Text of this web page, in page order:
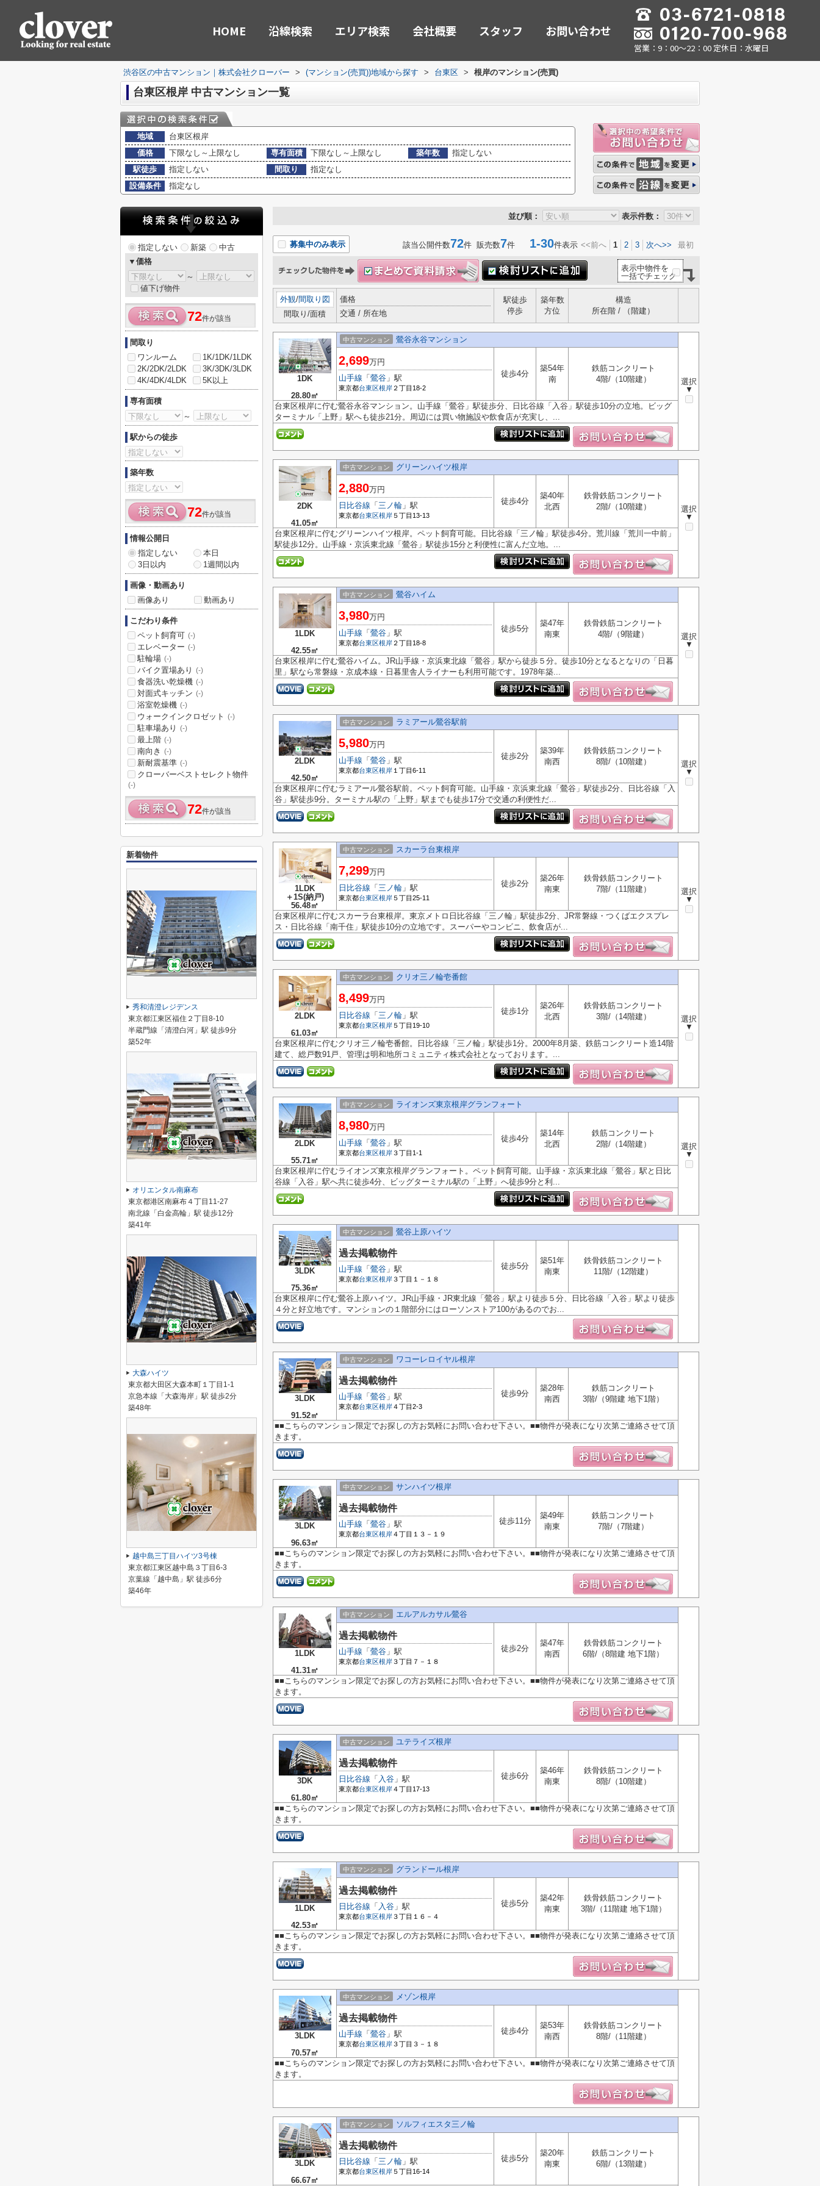
HOME 沿線検索 エリア検索 会社概要 スタッフ お問い合わせ
営業：9：00～22：00 定休日：水曜日
渋谷区の中古マンション｜株式会社クローバー > (マンション(売買))地域から探す > 台東区 > 根岸のマンション(売買)
台東区根岸 中古マンション一覧
地域
台東区根岸
価格
下限なし～上限なし 専有面積 下限なし～上限なし 築年数
指定しない
駅徒歩
指定しない 間取り
指定なし
設備条件
指定なし
並び順： 表示件数：
募集中のみ表示 該当公開件数72件 販売数7件 1-30件表示 <<前へ 1 2 3 次へ>> 最初
表示中物件を
一括でチェック
外観/間取り図
間取り/面積
価格
交通 / 所在地
駅徒歩
停歩
築年数
方位
構造
所在階 / （階建）
1DK
28.80㎡
中古マンション 鶯谷永谷マンション
選択
▼
2,699万円
山手線 「 鶯谷 」駅
東京都台東区根岸 ２丁目18-2
徒歩4分
築54年
南
鉄筋コンクリート
4階/（10階建）
台東区根岸に佇む鶯谷永谷マンション。山手線「鶯谷」駅徒歩分、日比谷線「入谷」駅徒歩10分の立地。ビッグ
ターミナル「上野」駅へも徒歩21分。周辺には買い物施設や飲食店が充実し、...
2DK
41.05㎡
中古マンション グリーンハイツ根岸
選択
▼
2,880万円
日比谷線 「 三ノ輪 」駅
東京都台東区根岸 ５丁目13-13
徒歩4分
築40年
北西
鉄骨鉄筋コンクリート
2階/（10階建）
台東区根岸に佇むグリーンハイツ根岸。ペット飼育可能。日比谷線「三ノ輪」駅徒歩4分。荒川線「荒川一中前」
駅徒歩12分。山手線・京浜東北線「鶯谷」駅徒歩15分と利便性に富んだ立地。...
1LDK
42.55㎡
中古マンション 鶯谷ハイム
選択
▼
3,980万円
山手線 「 鶯谷 」駅
東京都台東区根岸 ２丁目18-8
徒歩5分
築47年
南東
鉄骨鉄筋コンクリート
4階/（9階建）
台東区根岸に佇む鶯谷ハイム。JR山手線・京浜東北線「鶯谷」駅から徒歩５分。徒歩10分となるとなりの「日暮
里」駅なら常磐線・京成本線・日暮里舎人ライナーも利用可能です。1978年築...
2LDK
42.50㎡
中古マンション ラミアール鶯谷駅前
選択
▼
5,980万円
山手線 「 鶯谷 」駅
東京都台東区根岸 １丁目6-11
徒歩2分
築39年
南西
鉄骨鉄筋コンクリート
8階/（10階建）
台東区根岸に佇むラミアール鶯谷駅前。ペット飼育可能。山手線・京浜東北線「鶯谷」駅徒歩2分、日比谷線「入
谷」駅徒歩9分。ターミナル駅の「上野」駅までも徒歩17分で交通の利便性だ...
1LDK
＋1S(納戸)
56.48㎡
中古マンション スカーラ台東根岸
選択
▼
7,299万円
日比谷線 「 三ノ輪 」駅
東京都台東区根岸 ５丁目25-11
徒歩2分
築26年
南東
鉄骨鉄筋コンクリート
7階/（11階建）
台東区根岸に佇むスカーラ台東根岸。東京メトロ日比谷線「三ノ輪」駅徒歩2分、JR常磐線・つくばエクスプレ
ス・日比谷線「南千住」駅徒歩10分の立地です。スーパーやコンビニ、飲食店が...
2LDK
61.03㎡
中古マンション クリオ三ノ輪壱番館
選択
▼
8,499万円
日比谷線 「 三ノ輪 」駅
東京都台東区根岸 ５丁目19-10
徒歩1分
築26年
北西
鉄骨鉄筋コンクリート
3階/（14階建）
台東区根岸に佇むクリオ三ノ輪壱番館。日比谷線「三ノ輪」駅徒歩1分。2000年8月築、鉄筋コンクリート造14階
建て、総戸数91戸、管理は明和地所コミュニティ株式会社となっております。...
2LDK
55.71㎡
中古マンション ライオンズ東京根岸グランフォート
選択
▼
8,980万円
山手線 「 鶯谷 」駅
東京都台東区根岸３丁目1-1
徒歩4分
築14年
北西
鉄筋コンクリート
2階/（14階建）
台東区根岸に佇むライオンズ東京根岸グランフォート。ペット飼育可能。山手線・京浜東北線「鶯谷」駅と日比
谷線「入谷」駅へ共に徒歩4分、ビッグターミナル駅の「上野」へ徒歩9分と利...
3LDK
75.36㎡
中古マンション 鶯谷上原ハイツ
過去掲載物件
山手線 「 鶯谷 」駅
東京都台東区根岸３丁目１－１８
徒歩5分
築51年
南東
鉄骨鉄筋コンクリート
11階/（12階建）
台東区根岸に佇む鶯谷上原ハイツ。JR山手線・JR東北線「鶯谷」駅より徒歩５分、日比谷線「入谷」駅より徒歩
４分と好立地です。マンションの１階部分にはローソンストア100があるのでお...
3LDK
91.52㎡
中古マンション ワコーレロイヤル根岸
過去掲載物件
山手線 「 鶯谷 」駅
東京都台東区根岸４丁目2-3
徒歩9分
築28年
南西
鉄筋コンクリート
3階/（9階建 地下1階）
■■こちらのマンション限定でお探しの方お気軽にお問い合わせ下さい。■■物件が発表になり次第ご連絡させて頂
きます。
3LDK
96.63㎡
中古マンション サンハイツ根岸
過去掲載物件
山手線 「 鶯谷 」駅
東京都台東区根岸４丁目１３－１９
徒歩11分
築49年
南東
鉄筋コンクリート
7階/（7階建）
■■こちらのマンション限定でお探しの方お気軽にお問い合わせ下さい。■■物件が発表になり次第ご連絡させて頂
きます。
1LDK
41.31㎡
中古マンション エルアルカサル鶯谷
過去掲載物件
山手線 「 鶯谷 」駅
東京都台東区根岸３丁目７－１８
徒歩2分
築47年
南西
鉄骨鉄筋コンクリート
6階/（8階建 地下1階）
■■こちらのマンション限定でお探しの方お気軽にお問い合わせ下さい。■■物件が発表になり次第ご連絡させて頂
きます。
3DK
61.80㎡
中古マンション ユテライズ根岸
過去掲載物件
日比谷線 「 入谷 」駅
東京都台東区根岸４丁目17-13
徒歩6分
築46年
南東
鉄骨鉄筋コンクリート
8階/（10階建）
■■こちらのマンション限定でお探しの方お気軽にお問い合わせ下さい。■■物件が発表になり次第ご連絡させて頂
きます。
1LDK
42.53㎡
中古マンション グランドール根岸
過去掲載物件
日比谷線 「 入谷 」駅
東京都台東区根岸３丁目１６－４
徒歩5分
築42年
南東
鉄骨鉄筋コンクリート
3階/（11階建 地下1階）
■■こちらのマンション限定でお探しの方お気軽にお問い合わせ下さい。■■物件が発表になり次第ご連絡させて頂
きます。
3LDK
70.57㎡
中古マンション メゾン根岸
過去掲載物件
山手線 「 鶯谷 」駅
東京都台東区根岸３丁目３－１８
徒歩4分
築53年
南西
鉄骨鉄筋コンクリート
8階/（11階建）
■■こちらのマンション限定でお探しの方お気軽にお問い合わせ下さい。■■物件が発表になり次第ご連絡させて頂
きます。
3LDK
66.67㎡
中古マンション ソルフィエスタ三ノ輪
過去掲載物件
日比谷線 「 三ノ輪 」駅
東京都台東区根岸 ５丁目16-14
徒歩5分
築20年
南東
鉄筋コンクリート
6階/（13階建）
指定しない 新築
中古
▼価格
～
値下げ物件
72件が該当
間取り
ワンルーム
1K/1DK/1LDK
2K/2DK/2LDK
3K/3DK/3LDK
4K/4DK/4LDK
5K以上
専有面積
～
駅からの徒歩
築年数
72件が該当
情報公開日
指定しない
本日
3日以内
1週間以内
画像・動画あり
画像あり
動画あり
こだわり条件
ペット飼育可 (-)
エレベーター (-)
駐輪場 (-)
バイク置場あり (-)
食器洗い乾燥機 (-)
対面式キッチン (-)
浴室乾燥機 (-)
ウォークインクロゼット (-)
駐車場あり (-)
最上階 (-)
南向き (-)
新耐震基準 (-)
クローバーベストセレクト物件
(-)
72件が該当
新着物件
秀和清澄レジデンス
東京都江東区福住２丁目8-10
半蔵門線「清澄白河」駅 徒歩9分
築52年
オリエンタル南麻布
東京都港区南麻布４丁目11-27
南北線「白金高輪」駅 徒歩12分
築41年
大森ハイツ
東京都大田区大森本町１丁目1-1
京急本線「大森海岸」駅 徒歩2分
築48年
越中島三丁目ハイツ3号棟
東京都江東区越中島３丁目6-3
京葉線「越中島」駅 徒歩6分
築46年